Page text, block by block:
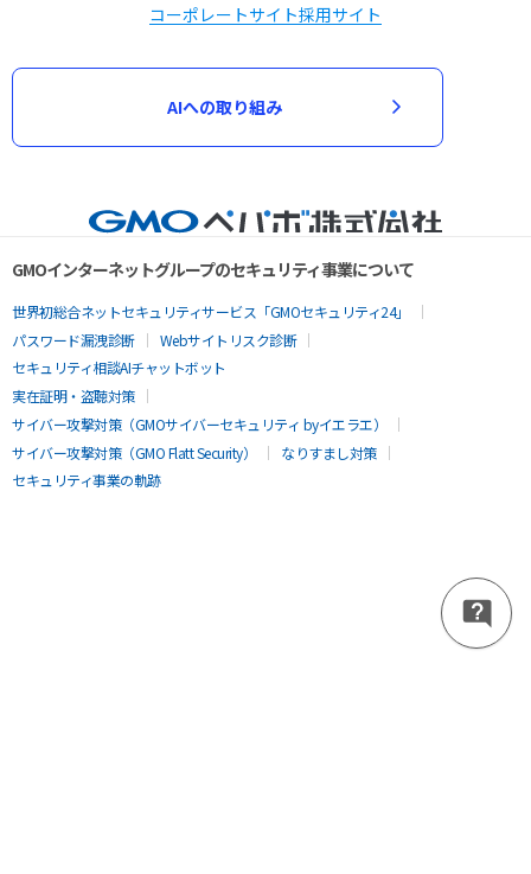
コーポレートサイト採用サイト
AIへの取り組み
GMOインターネットグループのセキュリティ事業について
世界初総合ネットセキュリティサービス「GMOセキュリティ24」
パスワード漏洩診断
Webサイトリスク診断
セキュリティ相談AIチャットボット
実在証明・盗聴対策
サイバー攻撃対策（GMOサイバーセキュリティ byイエラエ）
サイバー攻撃対策（GMO Flatt Security）
なりすまし対策
セキュリティ事業の軌跡